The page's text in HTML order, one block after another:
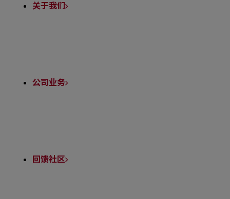
关于我们
公司业务
回馈社区